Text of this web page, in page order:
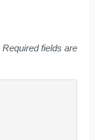
Required fields are